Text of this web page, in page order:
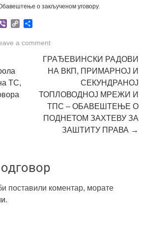
о закљученом уговору.
ViberCopy
a comment
ТС,
ГРАЂЕВИНСКИ РАДОВИ
НА ВКП, ПРИМАРНОЈ И
СЕКУНДРАНОЈ
ТОПЛОВОДНОЈ МРЕЖИ И
ТПС – ОБАВЕШТЕЊЕ О
ПОДНЕТОМ ЗАХТЕВУ ЗА
ЗАШТИТУ ПРАВА →
поставили коментар, морате
.